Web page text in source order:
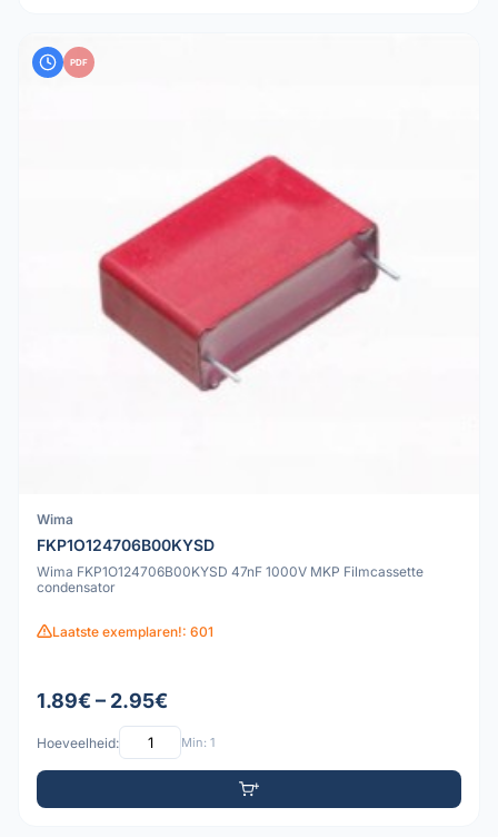
PDF
Wima
FKP1O124706B00KYSD
Wima FKP1O124706B00KYSD 47nF 1000V MKP Filmcassette
condensator
Laatste exemplaren!: 601
1.89€ – 2.95€
Hoeveelheid: Min: 1